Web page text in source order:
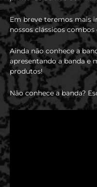
Em breve teremos mais
nossos clássicos
Ainda não conhece a
apresentando a banda e
produtos!
Não conhece a banda?